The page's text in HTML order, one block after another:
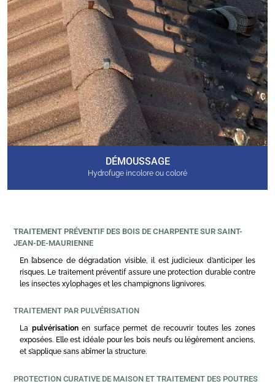
DÉMOUSSAGE
Hydrofuge incolore ou coloré
TRAITEMENT PRÉVENTIF DES BOIS DE CHARPENTE SUR SAINT-
JEAN-DE-MAURIENNE
En l’absence de dégradation visible, il est judicieux d’anticiper les
risques. Le traitement préventif assure une protection durable contre
les insectes xylophages et les champignons lignivores.
TRAITEMENT PAR PULVÉRISATION
La pulvérisationen surface permet de recouvrir toutes les zones
exposées. Elle est idéale pour les bois neufs ou légèrement anciens,
et s’applique sans abîmer la structure.
PROTECTION CURATIVE DE MAISON ET TRAITEMENT DES POUTRES